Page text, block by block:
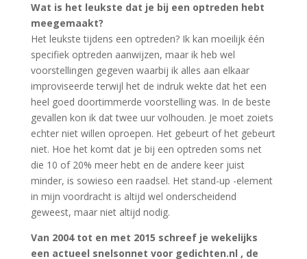
Wat is het leukste dat je bij een optreden hebt
meegemaakt?
Het leukste tijdens een optreden? Ik kan moeilijk één
specifiek optreden aanwijzen, maar ik heb wel
voorstellingen gegeven waarbij ik alles aan elkaar
improviseerde terwijl het de indruk wekte dat het een
heel goed doortimmerde voorstelling was. In de beste
gevallen kon ik dat twee uur volhouden. Je moet zoiets
echter niet willen oproepen. Het gebeurt of het gebeurt
niet. Hoe het komt dat je bij een optreden soms net
die 10 of 20% meer hebt en de andere keer juist
minder, is sowieso een raadsel. Het stand-up -element
in mijn voordracht is altijd wel onderscheidend
geweest, maar niet altijd nodig.
Van 2004 tot en met 2015 schreef je wekelijks
een actueel snelsonnet voor gedichten.nl , de